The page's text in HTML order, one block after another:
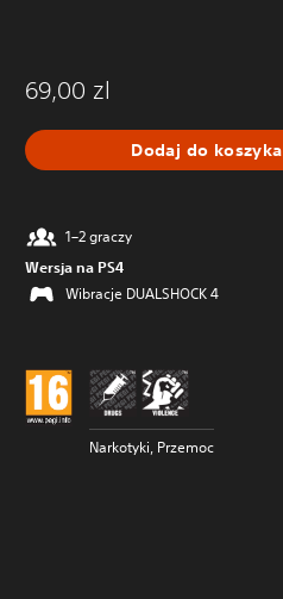
69,00 zl
Dodaj do koszyka
1–2 graczy
Wersja na PS4
Wibracje DUALSHOCK 4
Narkotyki, Przemoc